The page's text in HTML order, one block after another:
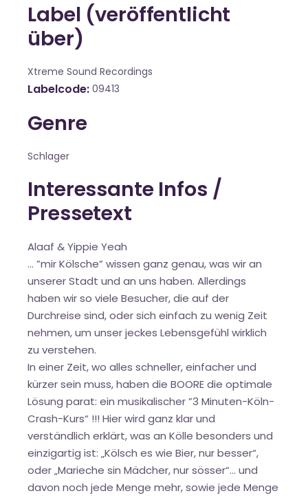
Label (veröffentlicht
über)
Xtreme Sound Recordings
Labelcode 09413
Genre
Schlager
Interessante Infos /
Pressetext
Alaaf & Yippie Yeah
… ”mir Kölsche” wissen ganz genau, was wir an
unserer Stadt und an uns haben. Allerdings
haben wir so viele Besucher, die auf der
Durchreise sind, oder sich einfach zu wenig Zeit
nehmen, um unser jeckes Lebensgefühl wirklich
zu verstehen.
In einer Zeit, wo alles schneller, einfacher und
kürzer sein muss, haben die BOORE die optimale
Lösung parat: ein musikalischer ”3 Minuten-Köln-
Crash-Kurs“ !!! Hier wird ganz klar und
verständlich erklärt, was an Kölle besonders und
einzigartig ist: „Kölsch es wie Bier, nur besser“,
oder „Marieche sin Mädcher, nur sösser“… und
davon noch jede Menge mehr, sowie jede Menge